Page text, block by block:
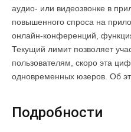
аудио- или видеозвонке в
повышенного спроса на
онлайн-конференций,
Текущий лимит позволяет
пользователям, скоро эта
одновременных юзеров. Об
Подробности